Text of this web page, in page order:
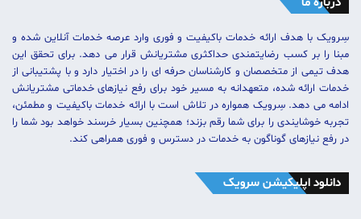
سِرویک با هدف ارائه خدمات باکیفیت و فوری وارد عرصه خدمات آنلاین شده و
مبنا را بر کسب رضایتمندی حداکثری مشتریانش قرار می دهد. برای تحقق این
هدف تیمی از متخصصان و کارشناسان حرفه ای را در اختیار دارد و با پشتیبانی از
خدمات ارائه شده، متعهدانه به مسیر خود برای رفع نیازهای خدماتی مشتریانش
ادامه می دهد. سِرویک همواره در تلاش است با ارائه خدمات باکیفیت و مطمئن،
تجربه خوشایندی را برای شما رقم بزند؛ همچنین بسیار خرسند خواهد بود شما را
در رفع نیازهای گوناگون به خدمات در دسترس و فوری همراهی کند.
دانلود اپلیکیشن سرویک